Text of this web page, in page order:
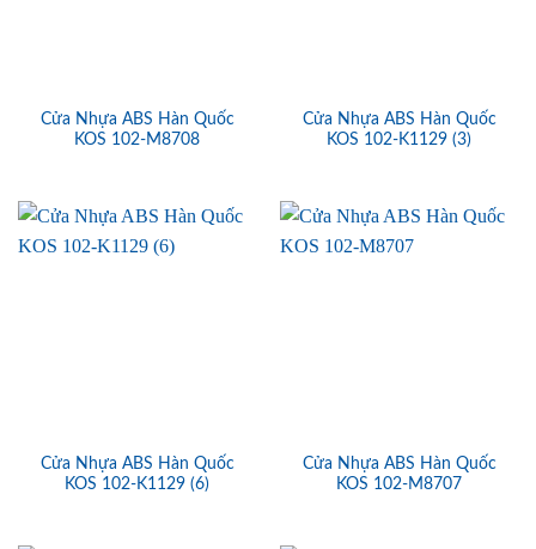
Cửa Nhựa ABS Hàn Quốc
KOS 102-M8708
Cửa Nhựa ABS Hàn Quốc
KOS 102-K1129 (3)
Cửa Nhựa ABS Hàn Quốc
KOS 102-K1129 (6)
Cửa Nhựa ABS Hàn Quốc
KOS 102-M8707